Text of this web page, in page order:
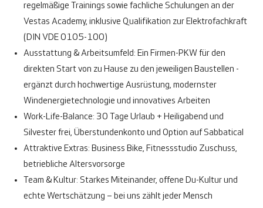
regelmäßige Trainings sowie fachliche Schulungen an der
Vestas Academy, inklusive Qualifikation zur Elektrofachkraft
(DIN VDE 0105-100)
Ausstattung & Arbeitsumfeld: Ein Firmen-PKW für den
direkten Start von zu Hause zu den jeweiligen Baustellen -
ergänzt durch hochwertige Ausrüstung, modernster
Windenergietechnologie und innovatives Arbeiten
Work-Life-Balance: 30 Tage Urlaub + Heiligabend und
Silvester frei, Überstundenkonto und Option auf Sabbatical
Attraktive Extras: Business Bike, Fitnessstudio Zuschuss,
betriebliche Altersvorsorge
Team & Kultur: Starkes Miteinander, offene Du-Kultur und
echte Wertschätzung – bei uns zählt jeder Mensch